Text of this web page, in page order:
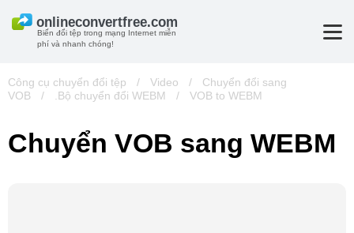
Biến đổi tệp trong mạng Internet miễn
phí và nhanh chóng!
Công cụ chuyển đổi tệp / Video /
Chuyển đổi sang
VOB
/ .Bộ chuyển đổi WEBM / VOB to WEBM
Chuyển VOB sang WEBM